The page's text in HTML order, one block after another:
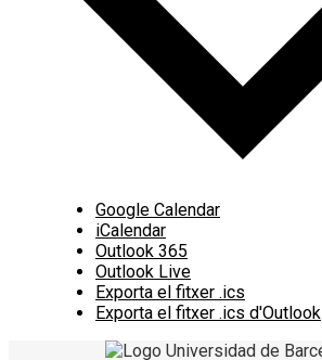
Google Calendar
iCalendar
Outlook 365
Outlook Live
Exporta el fitxer .ics
Exporta el fitxer .ics d'Outlook